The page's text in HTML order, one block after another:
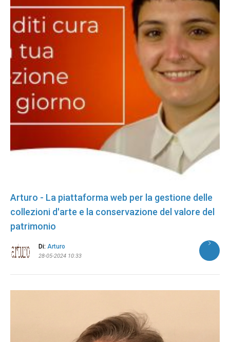
Arturo - La piattaforma web per la gestione delle
collezioni d'arte e la conservazione del valore del
patrimonio
Di: Arturo
28-05-2024 10:33